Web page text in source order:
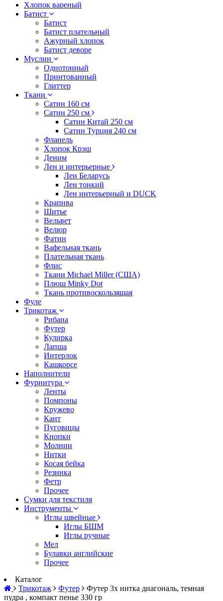
Хлопок вареный
Батист
Батист
Батист плательный
Ажурный хлопок
Батист деворе
Муслин
Однотонный
Принтованный
Глиттер
Ткани
Сатин 160 см
Сатин 250 см
Сатин Китай 250 см
Сатин Турция 240 см
Фланель
Хлопок Крэш
Деним
Лен и интерьерные
Лен Беларусь
Лен тонкий
Лен интерьерный и DUCK
Крапива
Шитье
Вельвет
Велюр
Фатин
Вафельная ткань
Плательная ткань
Флис
Ткани Michael Miller (США)
Плюш Minky Dot
Ткань противоскользящая
Фуле
Трикотаж
Рибана
Футер
Кулирка
Лапша
Интерлок
Кашкорсе
Наполнители
Фурнитура
Ленты
Помпоны
Кружево
Кант
Пуговицы
Кнопки
Молнии
Нитки
Косая бейка
Резинка
Фетр
Прочее
Сумки для текстиля
Инструменты
Иглы швейные
Иглы БШМ
Иглы ручные
Мел
Булавки английские
Прочее
Каталог
Трикотаж
Футер
Футер 3х нитка диагональ, темная
пудра , компакт пенье 330 гр